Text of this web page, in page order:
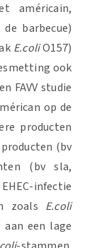
américain,
barbecue)
E.coliO157)
ook
FAVV studie
op de
producten
(bv
(bv sla,
infectie
zoals E.coli
een lage